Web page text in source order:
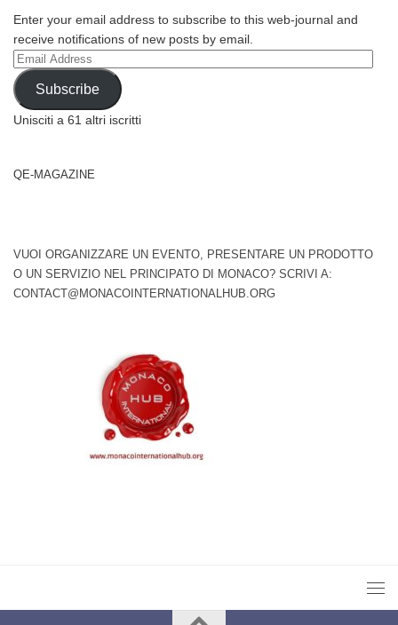
Enter your email address to subscribe to this web-journal and
receive notifications of new posts by email.
Email
Address
Subscribe
Unisciti a 61 altri iscritti
QE-MAGAZINE
VUOI ORGANIZZARE UN EVENTO, PRESENTARE UN PRODOTTO
O UN SERVIZIO NEL PRINCIPATO DI MONACO? SCRIVI A:
CONTACT@MONACOINTERNATIONALHUB.ORG